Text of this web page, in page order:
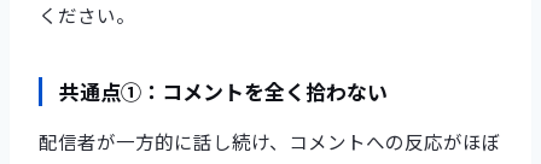
ください。
共通点①：コメントを全く拾わない
配信者が一方的に話し続け、コメントへの反応がほぼ